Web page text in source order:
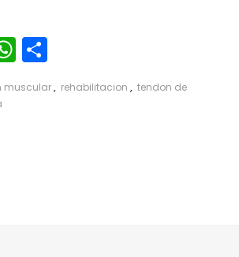
WhatsApp
Compartir
muscular, rehabilitacion , tendon de